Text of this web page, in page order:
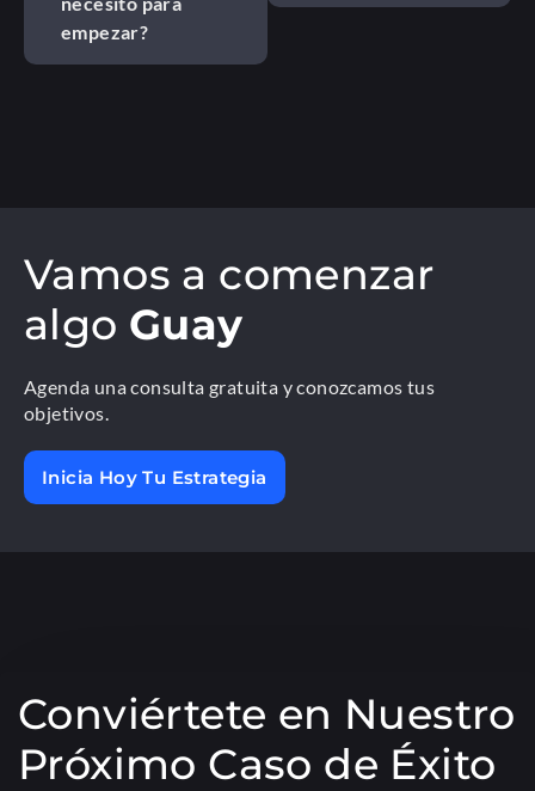
empezar?
Vamos a comenzar
algo Guay
Agenda una consulta gratuita y conozcamos tus
objetivos.
Inicia Hoy Tu Estrategia
Conviértete en Nuestro
Próximo Caso de Éxito